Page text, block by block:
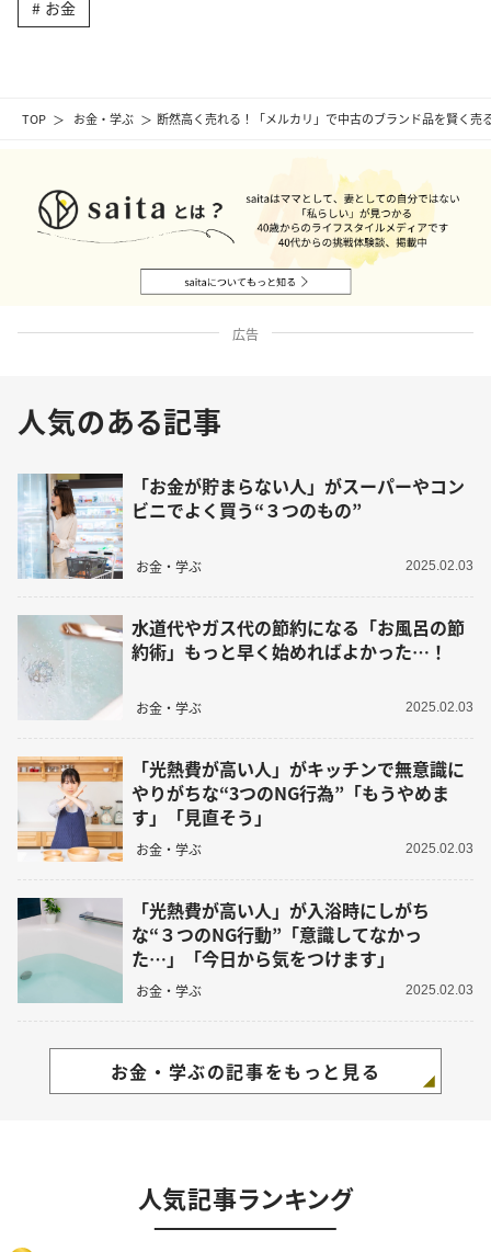
TOP お金・学ぶ 断然高く売れる！「メルカリ」で中古のブランド品を賢く
お金
広告
人気のある記事
「お金が貯まらない人」がスーパーやコン
ビニでよく買う“３つのもの”
お金・学ぶ 2025.02.03
水道代やガス代の節約になる「お風呂の節
約術」もっと早く始めればよかった…！
お金・学ぶ 2025.02.03
「光熱費が高い人」がキッチンで無意識に
やりがちな“3つのNG行為”「もうやめま
す」「見直そう」
お金・学ぶ 2025.02.03
「光熱費が高い人」が入浴時にしがち
な“３つのNG行動”「意識してなかっ
た…」「今日から気をつけます」
お金・学ぶ 2025.02.03
お金・学ぶの記事をもっと見る
人気記事ランキング